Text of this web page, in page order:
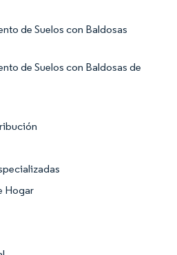
de Suelos con Baldosas
de Suelos con Baldosas de
Hogar